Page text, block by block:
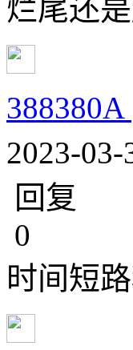
烂尾还是
388380A
2023-03-
回复
0
时间短